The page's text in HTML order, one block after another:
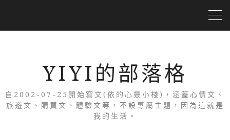
YIYI的部落格
自2002-07-25開始寫文(依的心靈小棧)，涵蓋心情文、
旅遊文、購買文、體驗文等，不設專屬主題，因為這就是
我的生活。